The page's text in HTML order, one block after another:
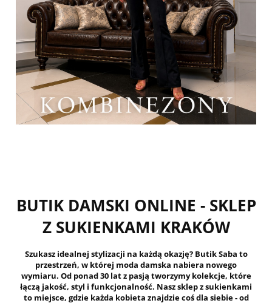
BUTIK DAMSKI ONLINE - SKLEP
Z SUKIENKAMI KRAKÓW
Szukasz idealnej stylizacji na każdą okazję? Butik Saba to
przestrzeń, w której moda damska nabiera nowego
wymiaru. Od ponad 30 lat z pasją tworzymy kolekcje, które
łączą jakość, styl i funkcjonalność. Nasz sklep z sukienkami
to miejsce, gdzie każda kobieta znajdzie coś dla siebie - od